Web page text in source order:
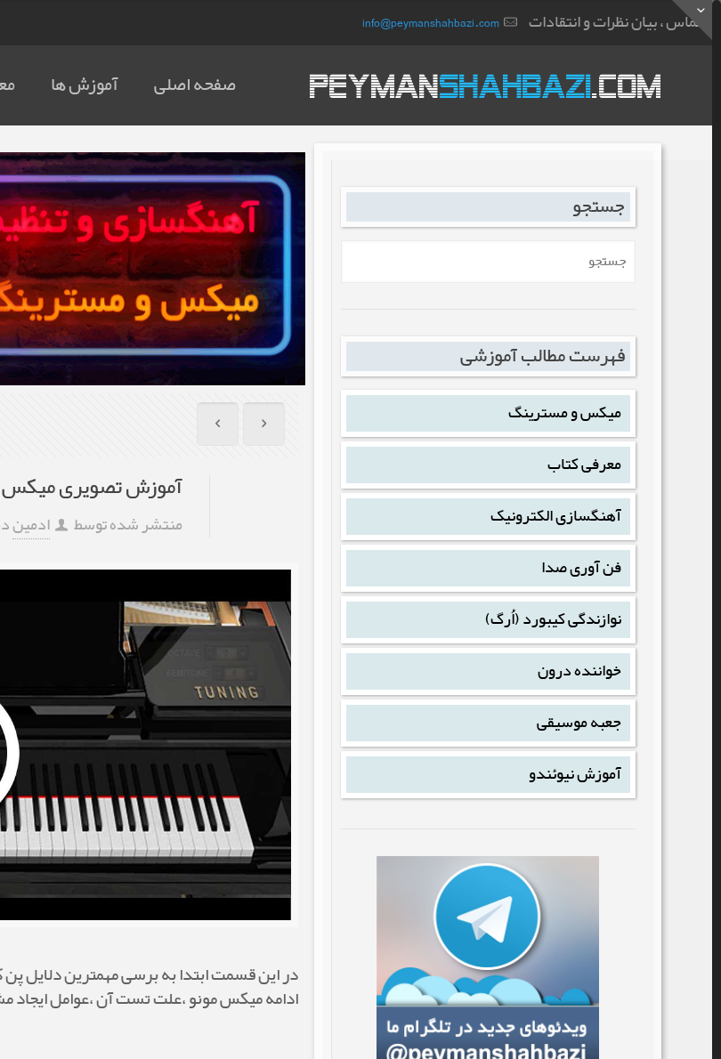
تماس ، بیان نظرات و انتقادات info@peymanshahbazi.com
صفحه اصلی آموزش ها
آموزش تصویری
منتشر شده توسط ادمین
در این قسمت ابتدا به برسی مهمترین دلایل پن
ادامه میکس مونو ،علت تست آن ،عوامل ایجاد
جستجو
فهرست مطالب آموزشی
میکس و مسترینگ
معرفی کتاب
آهنگسازی الکترونیک
فن آوری صدا
نوازندگی کیبورد (اُرگ)
خواننده درون
جعبه موسیقی
آموزش نیوئندو